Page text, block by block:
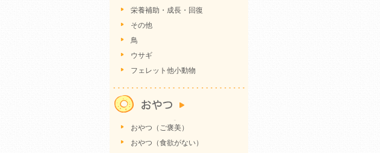
栄養補助・成長・回復
その他
鳥
ウサギ
フェレット他小動物
おやつ（ご褒美）
おやつ（食欲がない）